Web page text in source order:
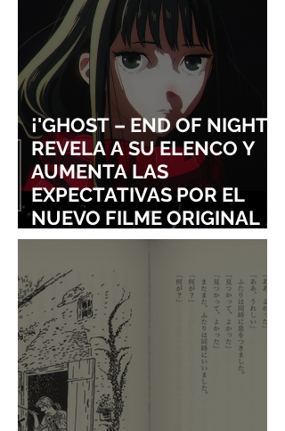
¡'GHOST – END OF NIGHT'
REVELA A SU ELENCO Y
AUMENTA LAS
EXPECTATIVAS POR EL
NUEVO FILME ORIGINAL
DE SHINGO NATSUME!